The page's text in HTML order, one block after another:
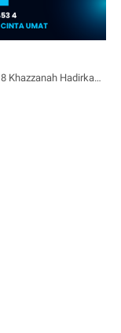
Sensasi Wisata Padang Pasir